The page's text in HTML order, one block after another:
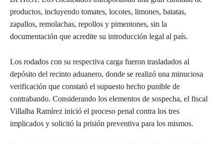
productos, incluyendo tomates, locotes, limones, batatas,
zapallos, remolachas, repollos y pimentones, sin la
documentación que acredite su introducción legal al país.
Los rodados con su respectiva carga fueron trasladados al
depósito del recinto aduanero, donde se realizó una minuciosa
verificación que constató el supuesto hecho punible de
contrabando. Considerando los elementos de sospecha, el fiscal
Villalba Ramírez inició el proceso penal contra los tres
implicados y solicitó la prisión preventiva para los mismos.